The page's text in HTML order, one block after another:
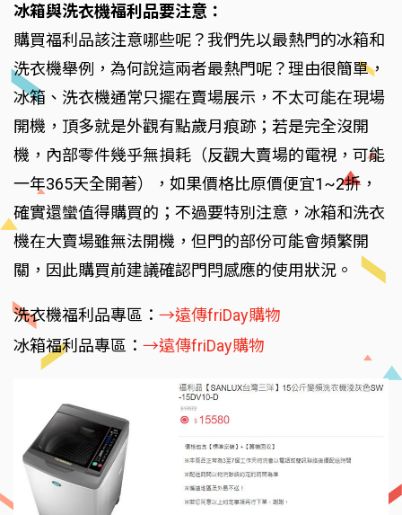
冰箱與洗衣機福利品要注意：
購買福利品該注意哪些呢？我們先以最熱門的冰箱和
洗衣機舉例，為何說這兩者最熱門呢？理由很簡單，
冰箱、洗衣機通常只擺在賣場展示，不太可能在現場
開機，頂多就是外觀有點歲月痕跡；若是完全沒開
機，內部零件幾乎無損耗（反觀大賣場的電視，可能
一年365天全開著），如果價格比原價便宜1~2折，
確實還蠻值得購買的；不過要特別注意，冰箱和洗衣
機在大賣場雖無法開機，但門的部份可能會頻繁開
關，因此購買前建議確認門閂感應的使用狀況。
洗衣機福利品專區： →遠傳friDay購物
冰箱福利品專區： →遠傳friDay購物